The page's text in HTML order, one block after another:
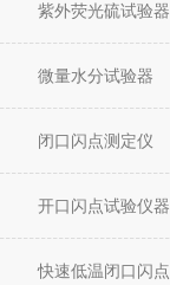
紫外荧光硫试验器
微量水分试验器
闭口闪点测定仪
开口闪点试验仪器
快速低温闭口闪点